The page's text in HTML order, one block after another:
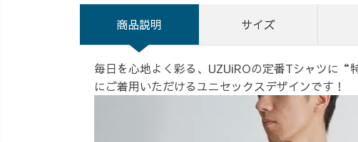
商品説明 サイズ
毎日を心地よく彩る、UZUiROの定番Tシャツに“
にご着用いただけるユニセックスデザインです！